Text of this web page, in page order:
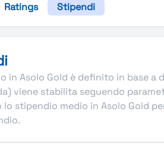
Ratings Stipendi
in Asolo Gold è definito in base a
viene stabilita seguendo
stipendio medio in Asolo Gold